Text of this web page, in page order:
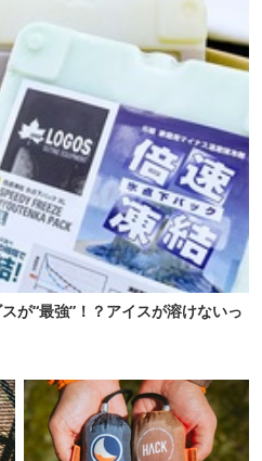
が“最強”！？アイスが溶けないっ